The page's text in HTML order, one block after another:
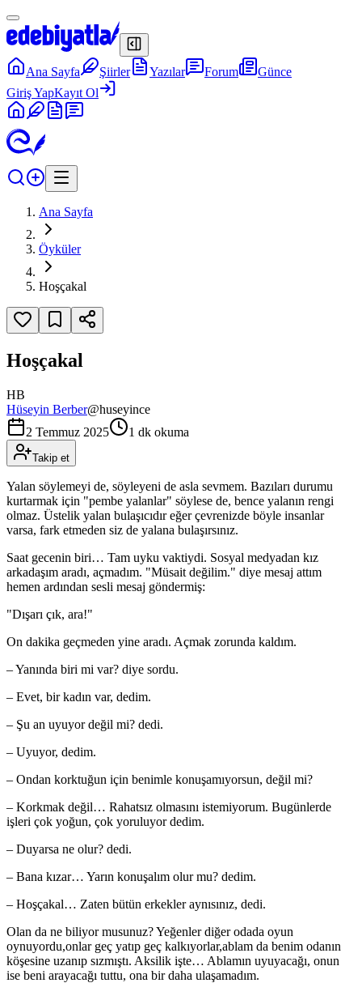
Ana Sayfa Şiirler Yazılar Forum
Günce
Giriş YapKayıt Ol
Ana Sayfa
Öyküler
Hoşçakal
Hoşçakal
HB
Hüseyin Berber@huseyince
2 Temmuz 2025
1 dk okuma
Takip et
Yalan söylemeyi de, söyleyeni de asla sevmem. Bazıları durumu
kurtarmak için "pembe yalanlar" söylese de, bence yalanın rengi
olmaz. Üstelik yalan bulaşıcıdır eğer çevrenizde böyle insanlar
varsa, fark etmeden siz de yalana bulaşırsınız.
Saat gecenin biri… Tam uyku vaktiydi. Sosyal medyadan kız
arkadaşım aradı, açmadım. "Müsait değilim." diye mesaj attım
hemen ardından sesli mesaj göndermiş:
"Dışarı çık, ara!"
On dakika geçmeden yine aradı. Açmak zorunda kaldım.
– Yanında biri mi var? diye sordu.
– Evet, bir kadın var, dedim.
– Şu an uyuyor değil mi? dedi.
– Uyuyor, dedim.
– Ondan korktuğun için benimle konuşamıyorsun, değil mi?
– Korkmak değil… Rahatsız olmasını istemiyorum. Bugünlerde
işleri çok yoğun, çok yoruluyor dedim.
– Duyarsa ne olur? dedi.
– Bana kızar… Yarın konuşalım olur mu? dedim.
– Hoşçakal… Zaten bütün erkekler aynısınız, dedi.
Olan da ne biliyor musunuz? Yeğenler diğer odada oyun
oynuyordu,onlar geç yatıp geç kalkıyorlar,ablam da benim odanın
köşesine uzanıp sızmıştı. Aksilik işte… Ablamın uyuyacağı, onun
ise beni arayacağı tuttu, ona bir daha ulaşamadım.